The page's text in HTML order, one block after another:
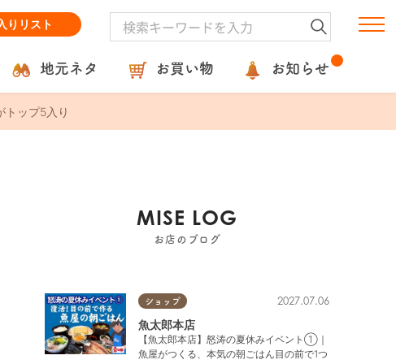
りリスト
地元ネタ お買い物 お知らせ
ップ5入り
MISE LOG
お店のブログ
ショップ 2027.07.06
魚太郎本店
【魚太郎本店】怒涛の夏休みイベント①｜
魚屋がつくる、本気の朝ごはん目の前で1つ